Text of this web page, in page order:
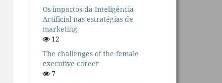
Os impactos da Inteligência
Artificial nas estratégias de
marketing
12
The challenges of the female
executive career
7